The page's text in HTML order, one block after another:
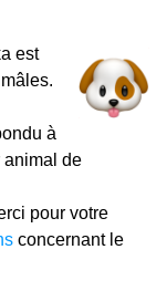
est
à
animal de
pour votre
concernant le